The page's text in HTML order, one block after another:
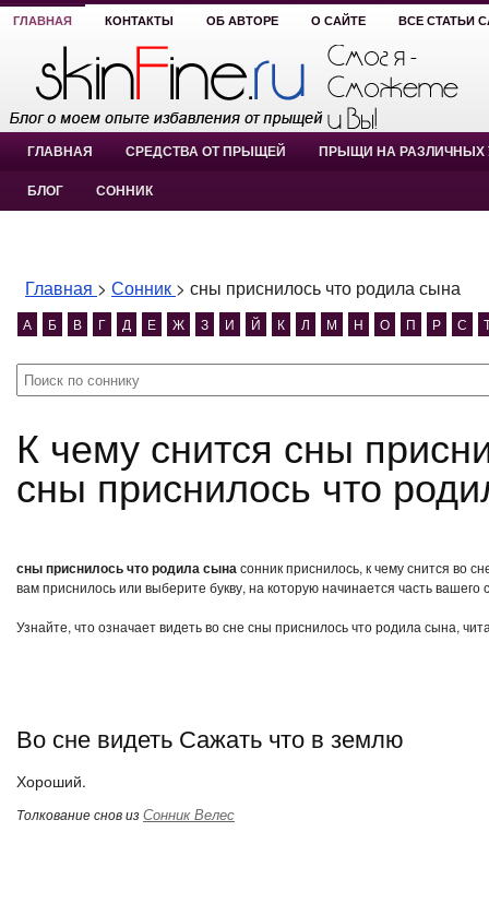
ГЛАВНАЯ КОНТАКТЫ ОБ АВТОРЕ О САЙТЕ ВСЕ СТАТЬИ
ГЛАВНАЯ СРЕДСТВА ОТ ПРЫЩЕЙ ПРЫЩИ НА РАЗЛИЧНЫХ
БЛОГ СОННИК
Главная > Сонник > сны приснилось что родила сына
А Б В Г Д Е Ж З И Й К Л М Н О П Р С
К чему снится сны приснилось что родила сына?
сны приснилось что
сны приснилось что родила сынасонник приснилось, к чему снится во
вам приснилось или выберите букву, на которую начинается часть вашего
Узнайте, что означает видеть во сне сны приснилось что родила сына,
Во сне видеть Сажать что в землю
Хороший.
Толкование снов изСонник Велес